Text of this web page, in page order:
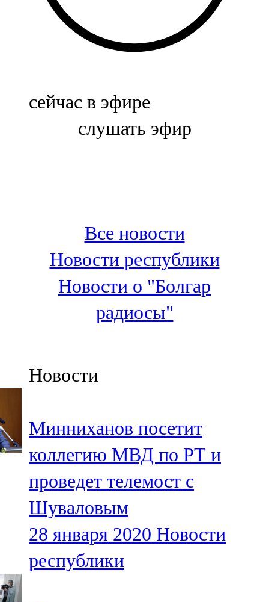
107,5 FM
Биләр
Болгар
100,3 FM
Зәй
106,6 FM
Кадыбаш
105,2 FM
91,5 FM
106,1 FM
Кама тамагы
71,51 FM
Кукмара
107,9 FM
Лениногорский
сейчас в эфире
слушать эфир
Все новости
Новости республики
Новости о "Болгар
радиосы"
Новости
Минниханов посетит
коллегию МВД по РТ и
проведет телемост с
Шуваловым
28 января 2020 Новости
республики